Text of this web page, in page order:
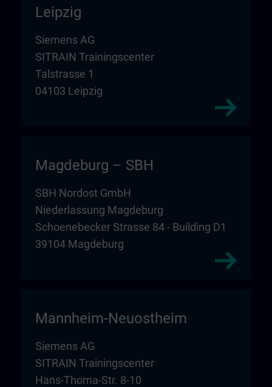
Leipzig
Siemens AG
SITRAIN Trainingscenter
Talstrasse 1
04103 Leipzig
Magdeburg – SBH
SBH Nordost GmbH
Niederlassung Magdeburg
Schoenebecker Strasse 84 - Building D1
39104 Magdeburg
Mannheim-Neuostheim
Siemens AG
SITRAIN Trainingscenter
Hans-Thoma-Str. 8-10